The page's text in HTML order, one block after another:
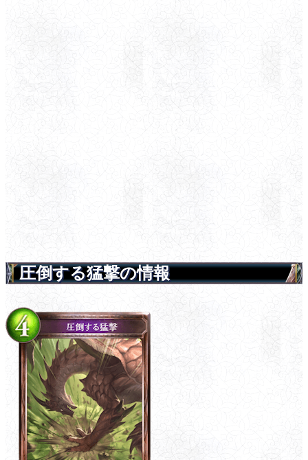
圧倒する猛撃の情報